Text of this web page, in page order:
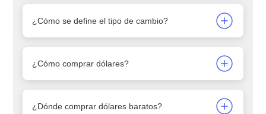
¿Cómo se define el tipo de cambio?
¿Cómo comprar dólares?
¿Dónde comprar dólares baratos?